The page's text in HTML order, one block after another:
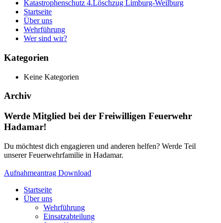
Katastrophenschutz 4.Löschzug Limburg-Weilburg
Startseite
Über uns
Wehrführung
Wer sind wir?
Kategorien
Keine Kategorien
Archiv
Werde Mitglied bei der Freiwilligen Feuerwehr
Hadamar!
Du möchtest dich engagieren und anderen helfen? Werde Teil
unserer Feuerwehrfamilie in Hadamar.
Aufnahmeantrag Download
Startseite
Über uns
Wehrführung
Einsatzabteilung